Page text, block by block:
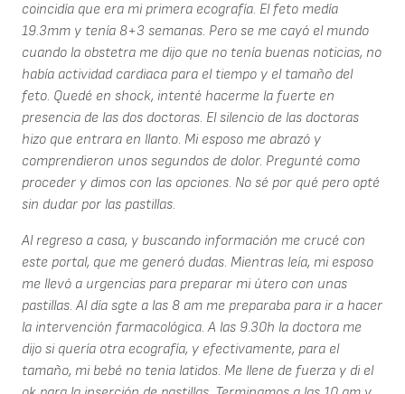
coincidía que era mi primera ecografía. El feto medía
19.3mm y tenía 8+3 semanas. Pero se me cayó el mundo
cuando la obstetra me dijo que no tenía buenas noticias, no
había actividad cardiaca para el tiempo y el tamaño del
feto. Quedé en shock, intenté hacerme la fuerte en
presencia de las dos doctoras. El silencio de las doctoras
hizo que entrara en llanto. Mi esposo me abrazó y
comprendieron unos segundos de dolor. Pregunté como
proceder y dimos con las opciones. No sé por qué pero opté
sin dudar por las pastillas.
Al regreso a casa, y buscando información me crucé con
este portal, que me generó dudas. Mientras leía, mi esposo
me llevó a urgencias para preparar mi útero con unas
pastillas. Al día sgte a las 8 am me preparaba para ir a hacer
la intervención farmacológica. A las 9.30h la doctora me
dijo si quería otra ecografía, y efectivamente, para el
tamaño, mi bebé no tenia latidos. Me llene de fuerza y di el